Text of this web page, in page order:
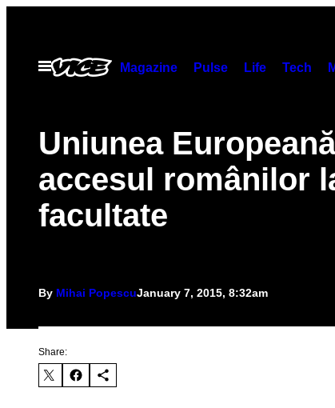
contentOpen
Menu
Magazine Pulse Life Tech
Uniunea
accesul românilor
facultate
By Mihai PopescuJanuary 7, 2015, 8:32am
Share: